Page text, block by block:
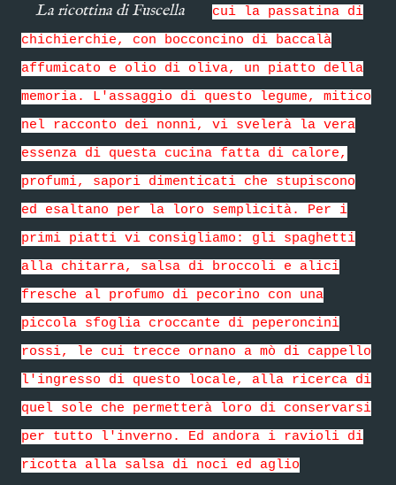
La ricottina di Fuscella
cui la passatina di
chichierchie, con bocconcino di baccalà
affumicato e olio di oliva, un piatto della
memoria. L'assaggio di questo legume, mitico
nel racconto dei nonni, vi svelerà la vera
essenza di questa cucina fatta di calore,
profumi, sapori dimenticati che stupiscono
ed esaltano per la loro semplicità. Per i
primi piatti vi consigliamo: gli spaghetti
alla chitarra, salsa di broccoli e alici
fresche al profumo di pecorino con una
piccola sfoglia croccante di peperoncini
rossi, le cui trecce ornano a mò di cappello
l'ingresso di questo locale, alla ricerca di
quel sole che permetterà loro di conservarsi
per tutto l'inverno. Ed andora i ravioli di
ricotta alla salsa di noci ed aglio